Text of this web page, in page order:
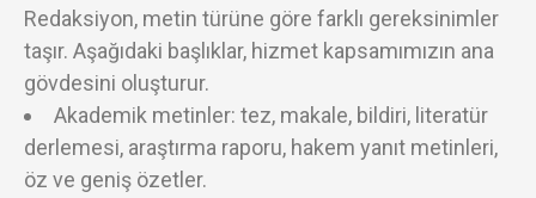
Redaksiyon, metin türüne göre farklı gereksinimler
taşır. Aşağıdaki başlıklar, hizmet kapsamımızın ana
gövdesini oluşturur.
Akademik metinler: tez, makale, bildiri, literatür
derlemesi, araştırma raporu, hakem yanıt metinleri,
öz ve geniş özetler.